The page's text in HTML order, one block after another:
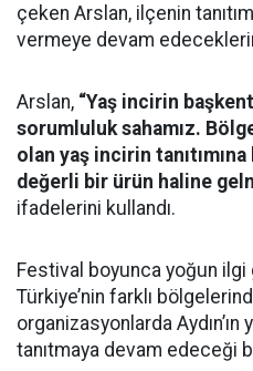
çeken Arslan, ilçenin
vermeye devam
Arslan, “Yaş incirin
sorumluluk sahamız.
olan yaş incirin
değerli bir ürün haline
ifadelerini kullandı.
Festival boyunca yoğun ilgi
Türkiye’nin farklı
organizasyonlarda
tanıtmaya devam edeceği